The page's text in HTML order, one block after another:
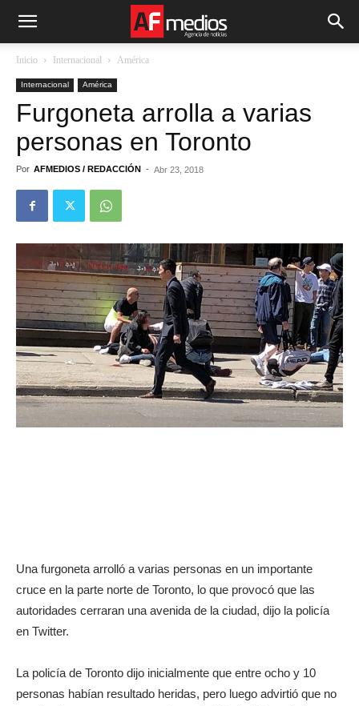
Inicio Internacional América
Internacional América
Furgoneta arrolla a varias
personas en Toronto
Por AFMEDIOS / REDACCIÓN - Abr 23, 2018
Una furgoneta arrolló a varias personas en un importante
cruce en la parte norte de Toronto, lo que provocó que las
autoridades cerraran una avenida de la ciudad, dijo la policía
en Twitter.
La policía de Toronto dijo inicialmente que entre ocho y 10
personas habían resultado heridas, pero luego advirtió que no